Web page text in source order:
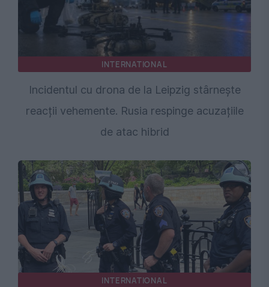
INTERNATIONAL
Incidentul cu drona de la Leipzig stârnește
reacții vehemente. Rusia respinge acuzațiile
de atac hibrid
INTERNATIONAL